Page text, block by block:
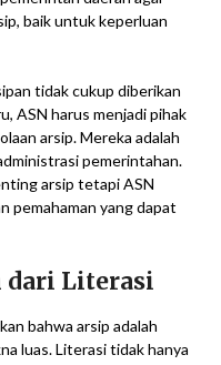
baik untuk keperluan
tidak cukup diberikan
ASN harus menjadi pihak
arsip. Mereka adalah
pemerintahan.
arsip tetapi ASN
pemahaman yang dapat
dari Literasi
bahwa arsip adalah
luas. Literasi tidak hanya